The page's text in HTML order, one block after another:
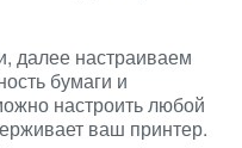
далее настраиваем
бумаги и
настроить любой
ваш принтер.